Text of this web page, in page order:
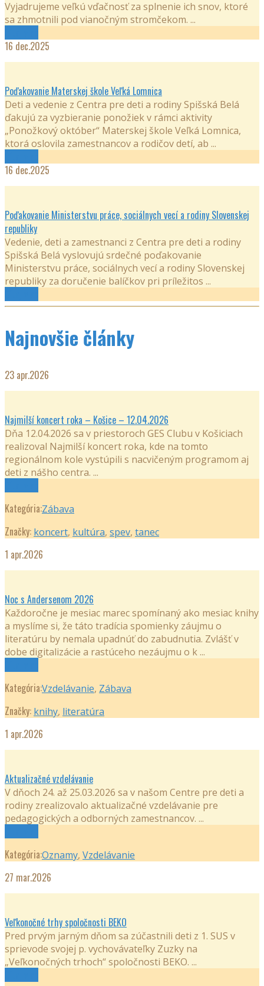
Vyjadrujeme veľkú vďačnosť za splnenie ich snov, ktoré
sa zhmotnili pod vianočným stromčekom. ...
16 dec.2025
Poďakovanie Materskej škole Veľká Lomnica
Deti a vedenie z Centra pre deti a rodiny Spišská Belá
ďakujú za vyzbieranie ponožiek v rámci aktivity
„Ponožkový október“ Materskej škole Veľká Lomnica,
ktorá oslovila zamestnancov a rodičov detí, ab ...
16 dec.2025
Poďakovanie Ministerstvu práce, sociálnych vecí a rodiny Slovenskej
republiky
Vedenie, deti a zamestnanci z Centra pre deti a rodiny
Spišská Belá vyslovujú srdečné poďakovanie
Ministerstvu práce, sociálnych vecí a rodiny Slovenskej
republiky za doručenie balíčkov pri príležitos ...
Najnovšie články
23 apr.2026
Najmilší koncert roka – Košice – 12.04.2026
Dňa 12.04.2026 sa v priestoroch GES Clubu v Košiciach
realizoval Najmilší koncert roka, kde na tomto
regionálnom kole vystúpili s nacvičeným programom aj
deti z nášho centra. ...
Kategória:Zábava
Značky: koncert, kultúra, spev, tanec
1 apr.2026
Noc s Andersenom 2026
Každoročne je mesiac marec spomínaný ako mesiac knihy
a myslíme si, že táto tradícia spomienky záujmu o
literatúru by nemala upadnúť do zabudnutia. Zvlášť v
dobe digitalizácie a rastúceho nezáujmu o k ...
Kategória:Vzdelávanie, Zábava
Značky: knihy, literatúra
1 apr.2026
Aktualizačné vzdelávanie
V dňoch 24. až 25.03.2026 sa v našom Centre pre deti a
rodiny zrealizovalo aktualizačné vzdelávanie pre
pedagogických a odborných zamestnancov. ...
Kategória:Oznamy, Vzdelávanie
27 mar.2026
Veľkonočné trhy spoločnosti BEKO
Pred prvým jarným dňom sa zúčastnili deti z 1. SUS v
sprievode svojej p. vychovávateľky Zuzky na
„Veľkonočných trhoch“ spoločnosti BEKO. ...